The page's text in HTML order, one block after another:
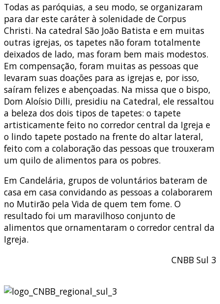
Todas as paróquias, a seu modo, se organizaram
para dar este caráter à solenidade de Corpus
Christi. Na catedral São João Batista e em muitas
outras igrejas, os tapetes não foram totalmente
deixados de lado, mas foram bem mais modestos.
Em compensação, foram muitas as pessoas que
levaram suas doações para as igrejas e, por isso,
saíram felizes e abençoadas. Na missa que o bispo,
Dom Aloísio Dilli, presidiu na Catedral, ele ressaltou
a beleza dos dois tipos de tapetes: o tapete
artisticamente feito no corredor central da Igreja e
o lindo tapete postado na frente do altar lateral,
feito com a colaboração das pessoas que trouxeram
um quilo de alimentos para os pobres.
Em Candelária, grupos de voluntários bateram de
casa em casa convidando as pessoas a colaborarem
no Mutirão pela Vida de quem tem fome. O
resultado foi um maravilhoso conjunto de
alimentos que ornamentaram o corredor central da
Igreja.
CNBB Sul 3